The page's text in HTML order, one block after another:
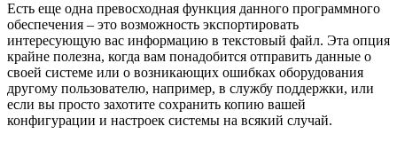
Есть еще одна превосходная функция данного программного
обеспечения – это возможность экспортировать
интересующую вас информацию в текстовый файл. Эта опция
крайне полезна, когда вам понадобится отправить данные о
своей системе или о возникающих ошибках оборудования
другому пользователю, например, в службу поддержки, или
если вы просто захотите сохранить копию вашей
конфигурации и настроек системы на всякий случай.